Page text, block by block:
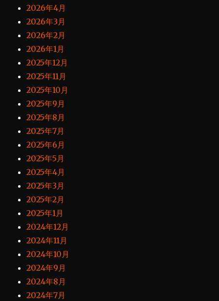
2026年4月
2026年3月
2026年2月
2026年1月
2025年12月
2025年11月
2025年10月
2025年9月
2025年8月
2025年7月
2025年6月
2025年5月
2025年4月
2025年3月
2025年2月
2025年1月
2024年12月
2024年11月
2024年10月
2024年9月
2024年8月
2024年7月